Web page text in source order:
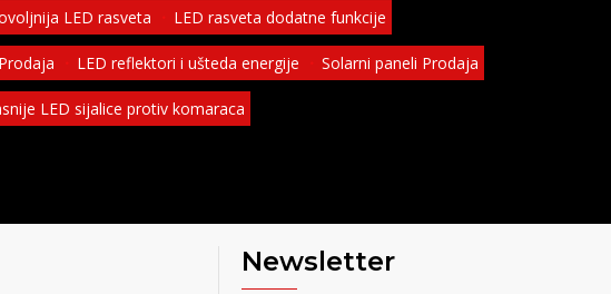
LED rasveta LED rasveta dodatne funkcije
LED reflektori i ušteda energije Solarni paneli Prodaja
LED sijalice protiv komaraca
Newsletter